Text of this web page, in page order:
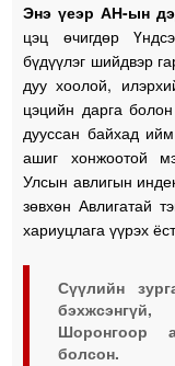
Энэ үеэр АН-ын
цэц өчигдөр
бүдүүлэг шийдвэр
дуу хоолой,
цэцийн дарга
дууссан байхад
ашиг хонжоотой
Улсын авлигын
зөвхөн Авлигатай
хариуцлага үүрэх
Сүүлийн
Шоронгоор
болсон.